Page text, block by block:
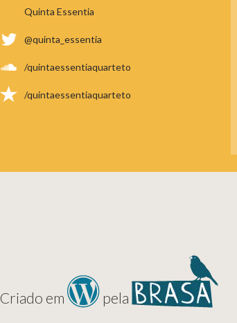
Quinta Essentia
@quinta_essentia
/quintaessentiaquarteto
/quintaessentiaquarteto
Criado em pela